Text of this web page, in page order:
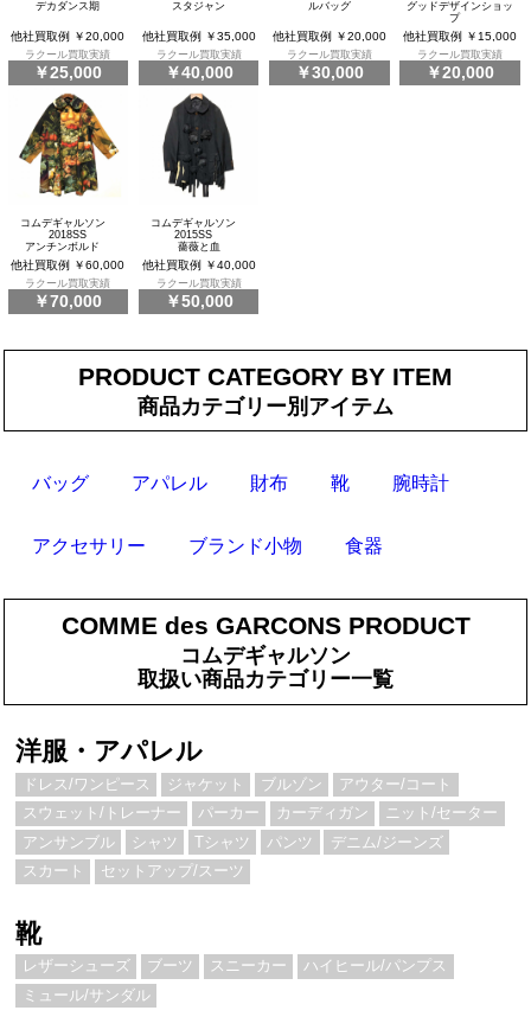
デカダンス期
他社買取例 ￥20,000
ラクール買取実績
￥25,000
スタジャン
他社買取例 ￥35,000
ラクール買取実績
￥40,000
ルバッグ
他社買取例 ￥20,000
ラクール買取実績
￥30,000
グッドデザインショッ
プ
他社買取例 ￥15,000
ラクール買取実績
￥20,000
コムデギャルソン
2018SS
アンチンボルド
他社買取例 ￥60,000
ラクール買取実績
￥70,000
コムデギャルソン
2015SS
薔薇と血
他社買取例 ￥40,000
ラクール買取実績
￥50,000
PRODUCT CATEGORY BY ITEM
商品カテゴリー別アイテム
バッグ アパレル 財布 靴 腕時計
アクセサリー ブランド小物 食器
COMME des GARCONS PRODUCT
コムデギャルソン
取扱い商品カテゴリー一覧
洋服・アパレル
ドレス/ワンピース ジャケット ブルゾン
アウター/コート
スウェット/トレーナー
パーカー カーディガン
ニット/セーター
アンサンブル
シャツ Tシャツ パンツ
デニム/ジーンズ
スカート
セットアップ/スーツ
靴
レザーシューズ ブーツ スニーカー
ハイヒール/パンプス
ミュール/サンダル